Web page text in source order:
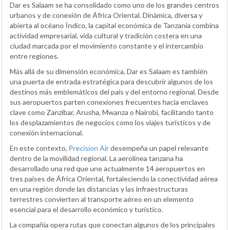
Dar es Salaam se ha consolidado como uno de los grandes centros
urbanos y de conexión de África Oriental. Dinámica, diversa y
abierta al océano Índico, la capital económica de Tanzania combina
actividad empresarial, vida cultural y tradición costera en una
ciudad marcada por el movimiento constante y el intercambio
entre regiones.
Más allá de su dimensión económica, Dar es Salaam es también
una puerta de entrada estratégica para descubrir algunos de los
destinos más emblemáticos del país y del entorno regional. Desde
sus aeropuertos parten conexiones frecuentes hacia enclaves
clave como Zanzíbar, Arusha, Mwanza o Nairobi, facilitando tanto
los desplazamientos de negocios como los viajes turísticos y de
conexión internacional.
En este contexto, Precision Airdesempeña un papel relevante
dentro de la movilidad regional. La aerolínea tanzana ha
desarrollado una red que une actualmente 14 aeropuertos en
tres países de África Oriental, fortaleciendo la conectividad aérea
en una región donde las distancias y las infraestructuras
terrestres convierten al transporte aéreo en un elemento
esencial para el desarrollo económico y turístico.
La compañía opera rutas que conectan algunos de los principales